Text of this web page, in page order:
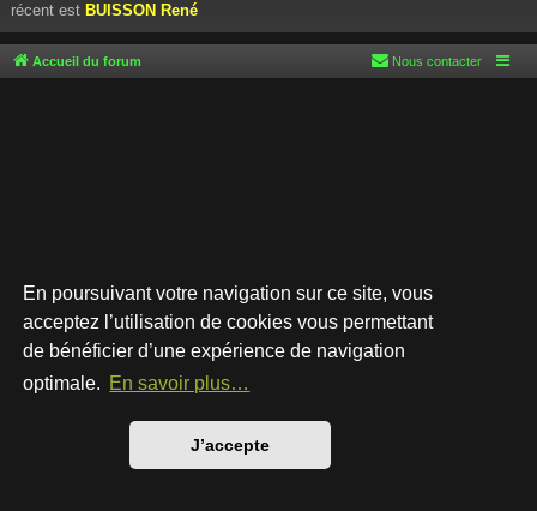
En poursuivant votre navigation sur ce site, vous
acceptez l’utilisation de cookies vous permettant
de bénéficier d’une expérience de navigation
optimale. En savoir plus…
J’accepte
récent est BUISSON René
Accueil du forum Nous contacter
Développé parphpBB® Forum Software © phpBB Limited
Style par
Traduction française officielle